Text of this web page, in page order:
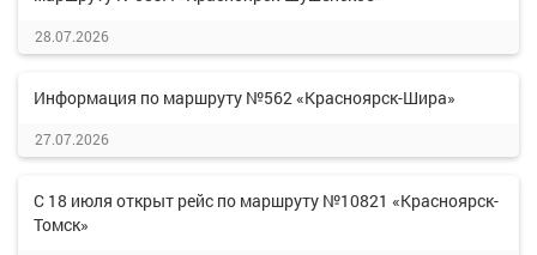
28.07.2026
Информация по маршруту №562 «Красноярск-Шира»
27.07.2026
С 18 июля открыт рейс по маршруту №10821 «Красноярск-
Томск»